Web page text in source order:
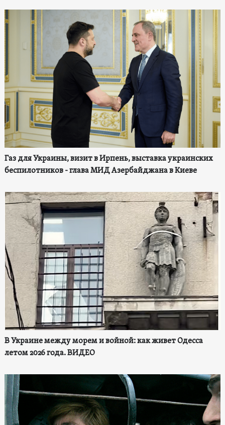
Газ для Украины, визит в Ирпень, выставка украинских
беспилотников - глава МИД Азербайджана в Киеве
В Украине между морем и войной: как живет Одесса
летом 2026 года. ВИДЕО